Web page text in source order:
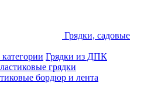
Грядки, садовые
Грядки из ДПК
грядки
бордюр и лента